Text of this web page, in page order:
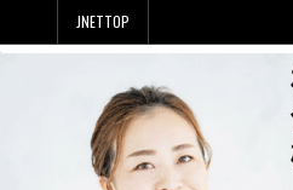
content
JNETTOP